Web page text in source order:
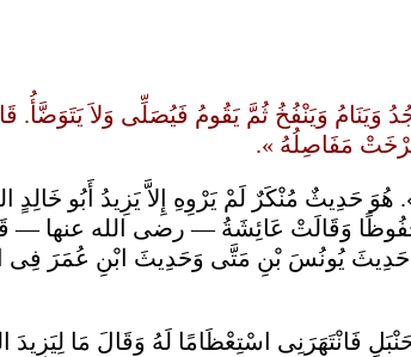
وَيَنْفُخُ ثُمَّ يَقُومُ فَيُصَلِّى وَلاَ
مَفَاصِلُهُ ».
حَدِيثٌ مُنْكَرٌ لَمْ يَرْوِهِ إِلاَّ يَزِيدُ أَبُو
وَقَالَتْ عَائِشَةُ — رضى الله عنها —
حَدِيثَ يُونُسَ بْنِ مَتَّى وَحَدِيثَ ابْنِ عُمَرَ
فَانْتَهَرَنِى اسْتِعْظَامًا لَهُ وَقَالَ مَا